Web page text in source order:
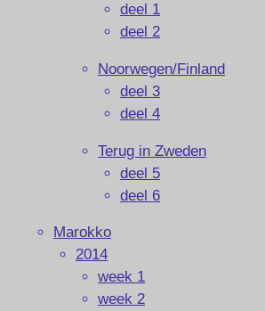
deel 1
deel 2
Noorwegen/Finland
deel 3
deel 4
Terug in Zweden
deel 5
deel 6
Marokko
2014
week 1
week 2